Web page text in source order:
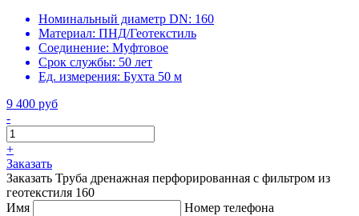
Номинальный диаметр DN: 160
Материал: ПНД/Геотекстиль
Соединение: Муфтовое
Срок службы: 50 лет
Ед. измерения: Бухта 50 м
9 400 руб
-
+
Заказать
Заказать Труба дренажная перфорированная с фильтром из
геотекстиля 160
Имя
Номер телефона